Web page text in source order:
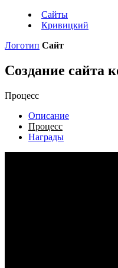
Сайты
Кривицкий
Логотип Сайт
Создание сайта
Процесс
Описание
Процесс
Награды